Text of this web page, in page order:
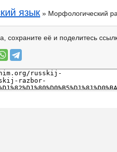
язык » Морфологический
сохраните её и поделитесь